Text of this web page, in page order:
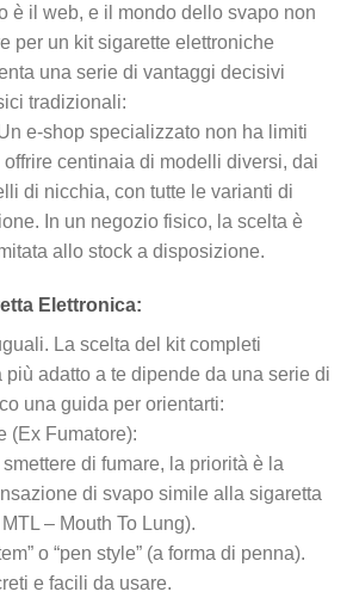
è il web, e il mondo dello svapo non
per un kit sigarette elettroniche
una serie di vantaggi decisivi
tradizionali:
e-shop specializzato non ha limiti
centinaia di modelli diversi, dai
di nicchia, con tutte le varianti di
In un negozio fisico, la scelta è
allo stock a disposizione.
Elettronica:
La scelta del kit completi
adatto a te dipende da una serie di
una guida per orientarti:
(Ex Fumatore):
di fumare, la priorità è la
di svapo simile alla sigaretta
– Mouth To Lung).
o “pen style” (a forma di penna).
e facili da usare.